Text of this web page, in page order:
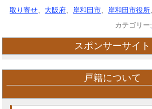
取り寄せ 大阪府 岸和田市 岸和田市役所
カテゴリー:
スポンサーサイト
戸籍について